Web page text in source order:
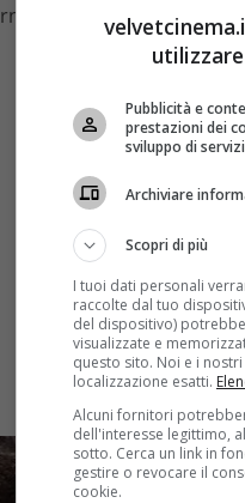
a recitare in TV dopo
Pubblicità e
prestazioni dei
sviluppo di servizi
Archiviare
Scopri di più
I tuoi dati personali
raccolte dal tuo
del dispositivo)
visualizzate e
questo sito. Noi e i
localizzazione esatti.
Alcuni fornitori
dell'interesse legittimo,
sotto. Cerca un link in
gestire o revocare il
cookie.